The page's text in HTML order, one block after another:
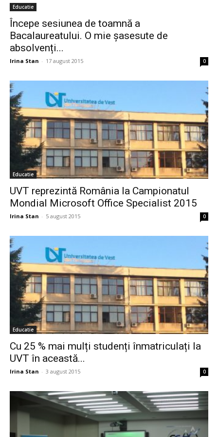
Educatie
Începe sesiunea de toamnă a
Bacalaureatului. O mie șasesute de
absolvenți...
Irina Stan - 17 august 2015 0
Educatie
UVT reprezintă România la Campionatul
Mondial Microsoft Office Specialist 2015
Irina Stan - 5 august 2015 0
Educatie
Cu 25 % mai mulți studenți înmatriculați la
UVT în această...
Irina Stan - 3 august 2015 0